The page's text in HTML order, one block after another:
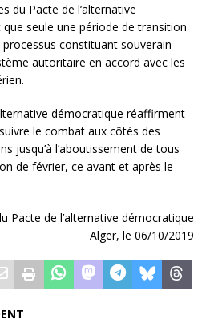
du Pacte de l’alternative
seule une période de transition
constituant souverain
autoritaire en accord avec les
démocratique réaffirment
le combat aux côtés des
jusqu’à l’aboutissement de tous
de février, ce avant et après le
Pacte de l’alternative démocratique
Alger, le 06/10/2019